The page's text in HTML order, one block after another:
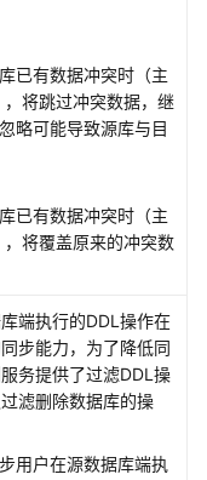
已有数据冲突时（主
将跳过冲突数据，继
略可能导致源库与目
已有数据冲突时（主
将覆盖原来的冲突数
端执行的DDL操作在
步能力，为了降低同
务提供了过滤DDL操
滤删除数据库的操
用户在源数据库端执